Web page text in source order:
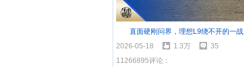
直面硬刚问界，理想L9绕不开的一战
2026-05-18
1.3万
35
11266895评论：